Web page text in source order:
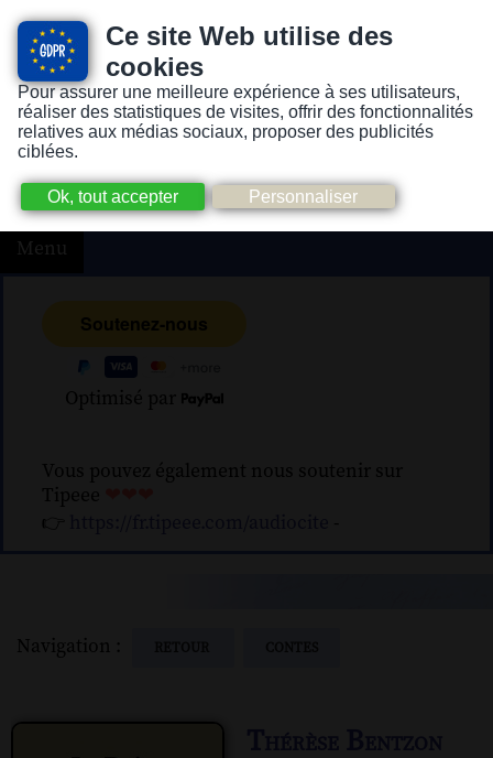
Ce site Web utilise des
cookies
Pour assurer une meilleure expérience à ses utilisateurs,
réaliser des statistiques de visites, offrir des fonctionnalités
relatives aux médias sociaux, proposer des publicités
ciblées.
Version pour personnes mal-voyantes ou non-voyantes
Menu
Optimisé par
Vous pouvez également nous soutenir sur
Tipeee
👉
-
Navigation :